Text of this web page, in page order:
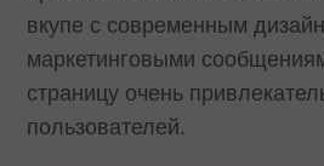
вкупе с современным
маркетинговыми
страницу очень
пользователей.